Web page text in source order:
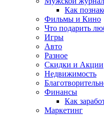
Как
Фильмы и Кино
Что подарить
Игры
Авто
Разное
Скидки и Акции
Недвижимость
Финансы
Как
Маркетинг